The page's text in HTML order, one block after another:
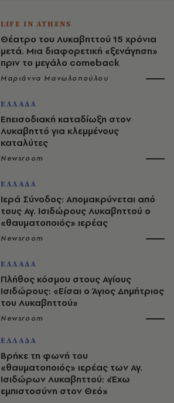
LIFE IN ATHENS
Θέατρο του Λυκαβηττού 15 χρόνια
μετά. Μια διαφορετική «ξενάγηση»
πριν το μεγάλο comeback
Μαριάννα Μανωλοπούλου
ΕΛΛΑΔΑ
Επεισοδιακή καταδίωξη στον
Λυκαβηττό για κλεμμένους
καταλύτες
Newsroom
ΕΛΛΑΔΑ
Ιερά Σύνοδος: Απομακρύνεται από
τους Αγ. Ισιδώρους Λυκαβηττού ο
«θαυματοποιός» ιερέας
Newsroom
ΕΛΛΑΔΑ
Πλήθος κόσμου στους Αγίους
Ισιδώρους: «Είσαι ο Άγιος Δημήτριος
του Λυκαβηττού»
Newsroom
ΕΛΛΑΔΑ
Βρήκε τη φωνή του
«θαυματοποιός» ιερέας των Αγ.
Ισιδώρων Λυκαβηττού: «Έχω
εμπιστοσύνη στον Θεό»